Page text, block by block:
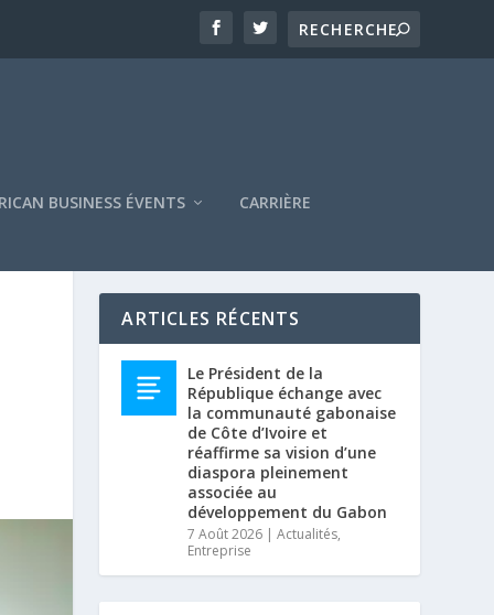
BUSINESS ÉVENTS CARRIÈRE
ARTICLES RÉCENTS
Le Président de la
République échange avec
la communauté gabonaise
de Côte d’Ivoire et
réaffirme sa vision d’une
diaspora pleinement
associée au
développement du Gabon
7 Août 2026 |Actualités,
Entreprise